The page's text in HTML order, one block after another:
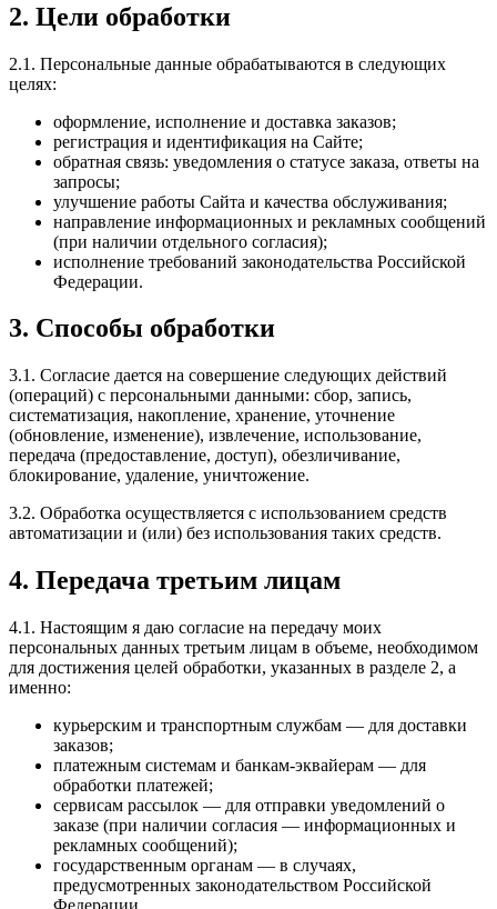
2. Цели обработки
2.1. Персональные данные обрабатываются в следующих
целях:
оформление, исполнение и доставка заказов;
регистрация и идентификация на Сайте;
обратная связь: уведомления о статусе заказа, ответы на
запросы;
улучшение работы Сайта и качества обслуживания;
направление информационных и рекламных сообщений
(при наличии отдельного согласия);
исполнение требований законодательства Российской
Федерации.
3. Способы обработки
3.1. Согласие дается на совершение следующих действий
(операций) с персональными данными: сбор, запись,
систематизация, накопление, хранение, уточнение
(обновление, изменение), извлечение, использование,
передача (предоставление, доступ), обезличивание,
блокирование, удаление, уничтожение.
3.2. Обработка осуществляется с использованием средств
автоматизации и (или) без использования таких средств.
4. Передача третьим лицам
4.1. Настоящим я даю согласие на передачу моих
персональных данных третьим лицам в объеме, необходимом
для достижения целей обработки, указанных в разделе 2, а
именно:
курьерским и транспортным службам — для доставки
заказов;
платежным системам и банкам-эквайерам — для
обработки платежей;
сервисам рассылок — для отправки уведомлений о
заказе (при наличии согласия — информационных и
рекламных сообщений);
государственным органам — в случаях,
предусмотренных законодательством Российской